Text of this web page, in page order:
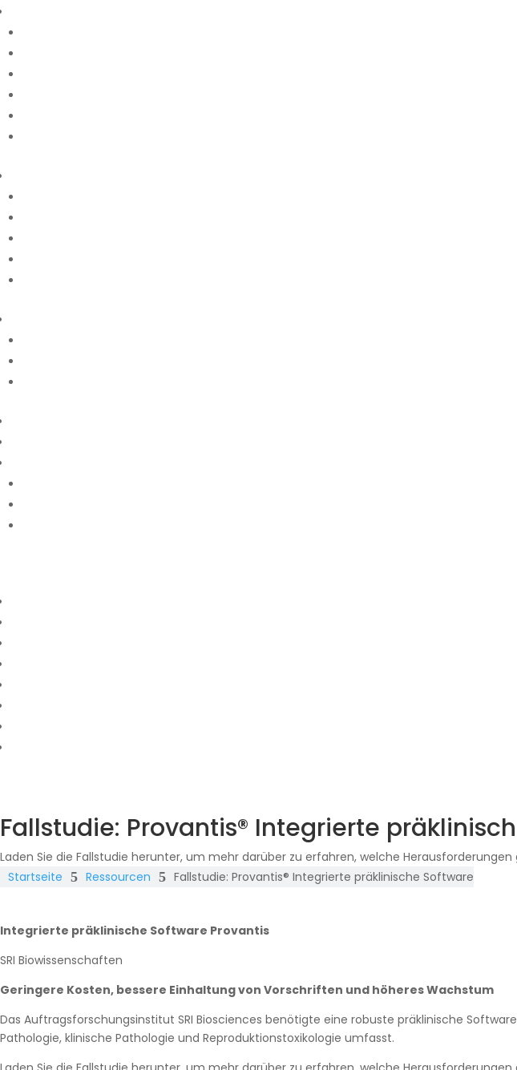
Fallstudie: Provantis® Integrierte
Laden Sie die Fallstudie herunter, um mehr darüber zu erfahren, welche
Startseite 5 Ressourcen 5 Fallstudie: Provantis® Integrierte präklinische Software
Integrierte präklinische Software Provantis
SRI Biowissenschaften
Geringere Kosten, bessere Einhaltung von Vorschriften und höheres Wachstum
Das Auftragsforschungsinstitut SRI Biosciences benötigte eine robuste präklinische
Pathologie, klinische Pathologie und Reproduktionstoxikologie umfasst.